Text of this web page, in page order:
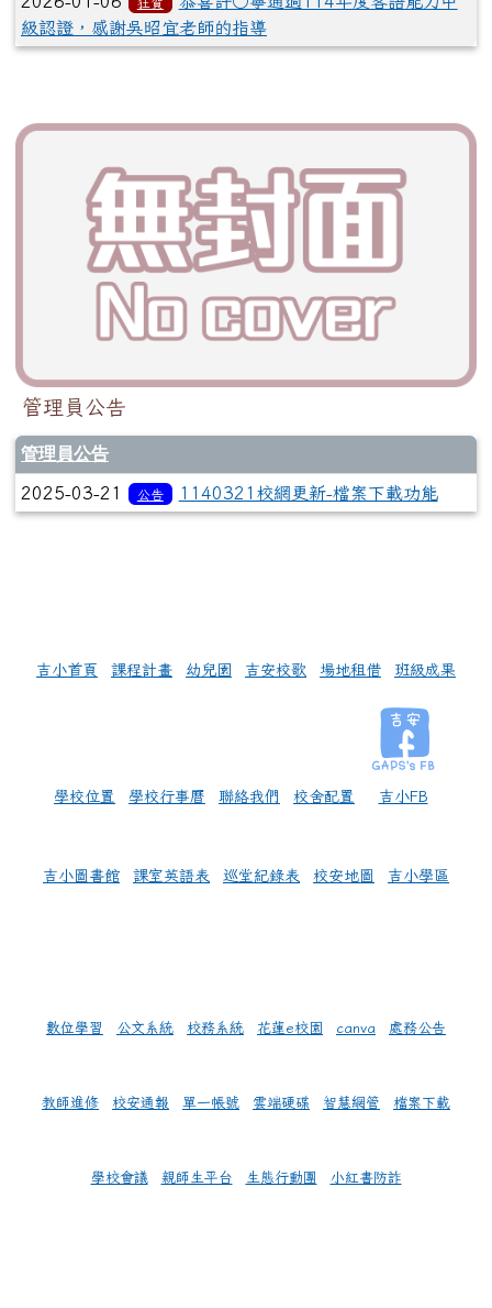
級認證，感謝吳昭宜老師的指導
管理員公告
管理員公告
2025-03-21 公告 1140321校網更新-檔案下載功能
吉小首頁 課程計畫 幼兒園 吉安校歌 場地租借 班級成果
學校位置 學校行事曆 聯絡我們 校舍配置 吉小FB
吉小圖書館 課室英語表 巡堂紀錄表 校安地圖 吉小學區
數位學習 公文系統 校務系統 花蓮e校園 canva 處務公告
教師進修 校安通報 單一帳號 雲端硬碟 智慧網管 檔案下載
學校會議 親師生平台 生態行動團 小紅書防詐